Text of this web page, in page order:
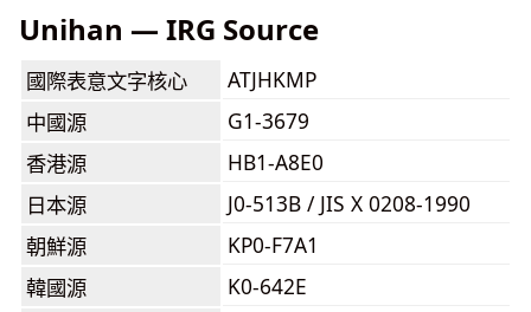
Unihan — IRG Source
國際表意文字核心
ATJHKMP
中國源
G1-3679
香港源
HB1-A8E0
日本源
J0-513B / JIS X 0208-1990
朝鮮源
KP0-F7A1
韓國源
K0-642E